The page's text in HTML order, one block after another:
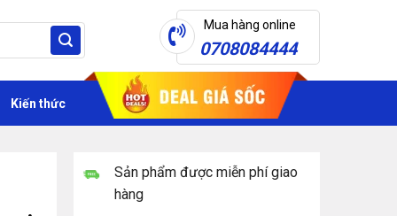
Mua hàng online
0708084444
Kiến thức
Sản phẩm được miễn phí giao
hàng